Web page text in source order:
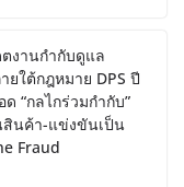
ตงานกำกับดูแล
ใต้กฎหมาย DPS ปี
“กลไกร่วมกำกับ”
นค้า-แข่งขันเป็น
Fraud